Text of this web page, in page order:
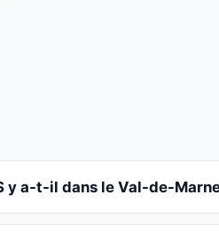
y a-t-il dans le Val-de-